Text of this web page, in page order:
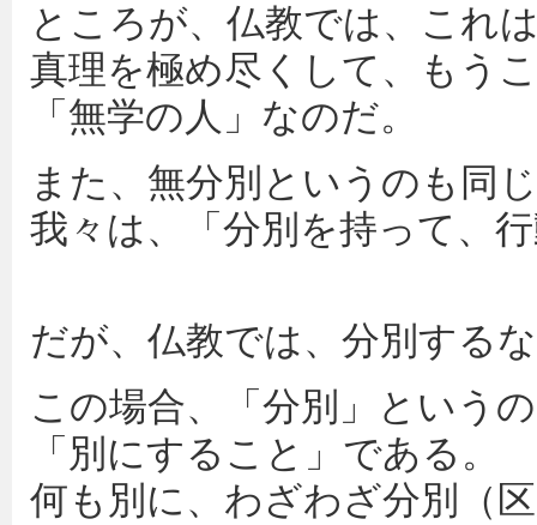
ところが、仏教では、これ
真理を極め尽くして、もう
「無学の人」なのだ。
また、無分別というのも同
我々は、「分別を持って、
だが、仏教では、分別する
この場合、「分別」という
「別にすること」である。
何も別に、わざわざ分別（